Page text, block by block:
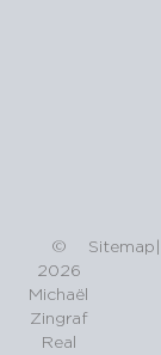
©
2026
Michaël
Zingraf
Real
Sitemap |